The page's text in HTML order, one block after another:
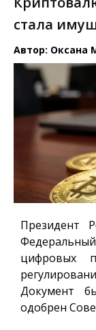
стала
Автор: Оксана
Президент
цифровых
Документ
одобрен